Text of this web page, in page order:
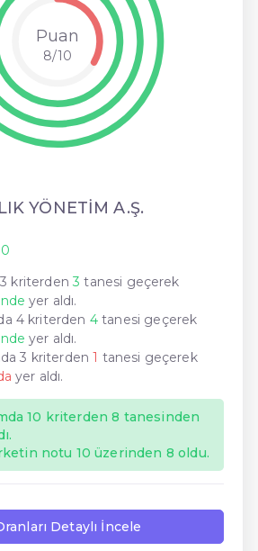
Puan
8/10
YÖNETİM A.Ş.
3 kriterden3tanesi geçerek
yer aldı.
4 kriterden 4tanesi geçerek
yer aldı.
3 kriterden1 tanesi geçerek
yer aldı.
10 kriterden 8 tanesinden
notu 10 üzerinden 8 oldu.
Detaylı İncele